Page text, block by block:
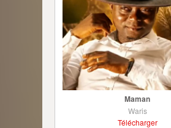
Maman
Waris
Télécharger